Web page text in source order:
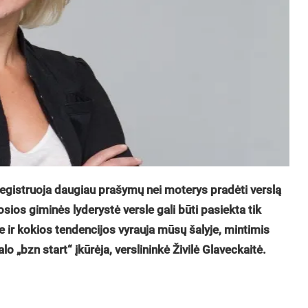
daugiau prašymų nei moterys pradėti verslą
giminės lyderystė versle gali būti pasiekta tik
kokios tendencijos vyrauja mūsų šalyje, mintimis
„bzn start“ įkūrėja, verslininkė Živilė Glaveckaitė.